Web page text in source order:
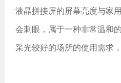
液晶拼接屏的屏幕亮度与家
会刺眼，属于一种非常温和
采光较好的场所的使用需求